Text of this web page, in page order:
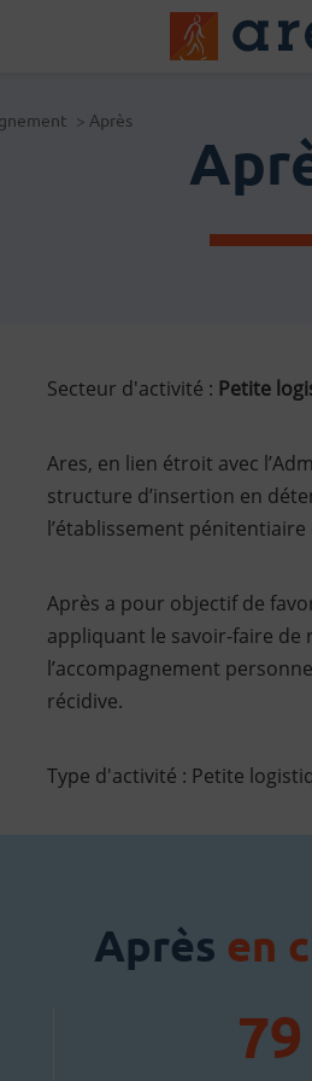
> Après
Secteur d'activité : Petite
Ares, en lien étroit avec
structure d’insertion en
l’établissement
Après a pour objectif de
appliquant le savoir-faire de
l’accompagnement
récidive.
Type d'activité : Petite
Après en
79